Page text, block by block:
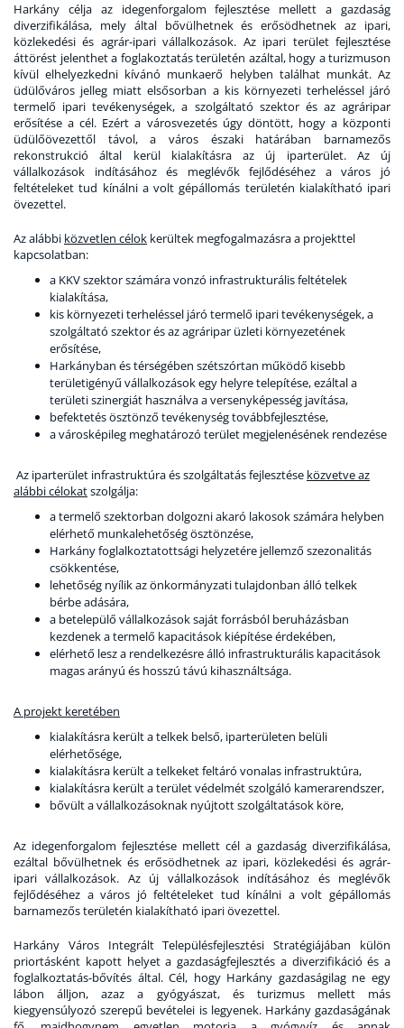
Harkány célja az idegenforgalom fejlesztése mellett a gazdaság
diverzifikálása, mely által bővülhetnek és erősödhetnek az ipari,
közlekedési és agrár-ipari vállalkozások. Az ipari terület fejlesztése
áttörést jelenthet a foglakoztatás területén azáltal, hogy a turizmuson
kívül elhelyezkedni kívánó munkaerő helyben találhat munkát. Az
üdülőváros jelleg miatt elsősorban a kis környezeti terheléssel járó
termelő ipari tevékenységek, a szolgáltató szektor és az agráripar
erősítése a cél. Ezért a városvezetés úgy döntött, hogy a központi
üdülőövezettől távol, a város északi határában barnamezős
rekonstrukció által kerül kialakításra az új iparterület. Az új
vállalkozások indításához és meglévők fejlődéséhez a város jó
feltételeket tud kínálni a volt gépállomás területén kialakítható ipari
övezettel.
Az alábbi közvetlen célok kerültek megfogalmazásra a projekttel
kapcsolatban:
a KKV szektor számára vonzó infrastrukturális feltételek
kialakítása,
kis környezeti terheléssel járó termelő ipari tevékenységek, a
szolgáltató szektor és az agráripar üzleti környezetének
erősítése,
Harkányban és térségében szétszórtan működő kisebb
területigényű vállalkozások egy helyre telepítése, ezáltal a
területi szinergiát használva a versenyképesség javítása,
befektetés ösztönző tevékenység továbbfejlesztése,
a városképileg meghatározó terület megjelenésének rendezése
Az iparterület infrastruktúra és szolgáltatás fejlesztése közvetve az
alábbi célokatszolgálja:
a termelő szektorban dolgozni akaró lakosok számára helyben
elérhető munkalehetőség ösztönzése,
Harkány foglalkoztatottsági helyzetére jellemző szezonalitás
csökkentése,
lehetőség nyílik az önkormányzati tulajdonban álló telkek
bérbe adására,
a betelepülő vállalkozások saját forrásból beruházásban
kezdenek a termelő kapacitások kiépítése érdekében,
elérhető lesz a rendelkezésre álló infrastrukturális kapacitások
magas arányú és hosszú távú kihasználtsága.
A projekt keretében
kialakításra került a telkek belső, iparterületen belüli
elérhetősége,
kialakításra került a telkeket feltáró vonalas infrastruktúra,
kialakításra került a terület védelmét szolgáló kamerarendszer,
bővült a vállalkozásoknak nyújtott szolgáltatások köre,
Az idegenforgalom fejlesztése mellett cél a gazdaság diverzifikálása,
ezáltal bővülhetnek és erősödhetnek az ipari, közlekedési és agrár-
ipari vállalkozások. Az új vállalkozások indításához és meglévők
fejlődéséhez a város jó feltételeket tud kínálni a volt gépállomás
barnamezős területén kialakítható ipari övezettel.
Harkány Város Integrált Településfejlesztési Stratégiájában külön
priortásként kapott helyet a gazdaságfejlesztés a diverzifikáció és a
foglalkoztatás-bővítés által. Cél, hogy Harkány gazdaságilag ne egy
lábon álljon, azaz a gyógyászat, és turizmus mellett más
kiegyensúlyozó szerepű bevételei is legyenek. Harkány gazdaságának